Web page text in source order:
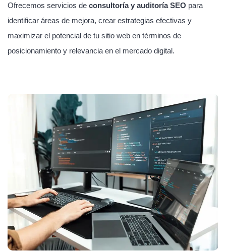
Ofrecemos servicios de consultoría y auditoría SEO para
identificar áreas de mejora, crear estrategias efectivas y
maximizar el potencial de tu sitio web en términos de
posicionamiento y relevancia en el mercado digital.